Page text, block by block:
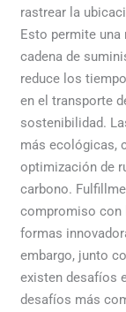
rastrear la
Esto permite
cadena de
reduce los
en el transporte
sostenibilidad.
más ecológicas,
optimización de
carbono.
compromiso con
formas
embargo, junto
existen desafíos
desafíos más